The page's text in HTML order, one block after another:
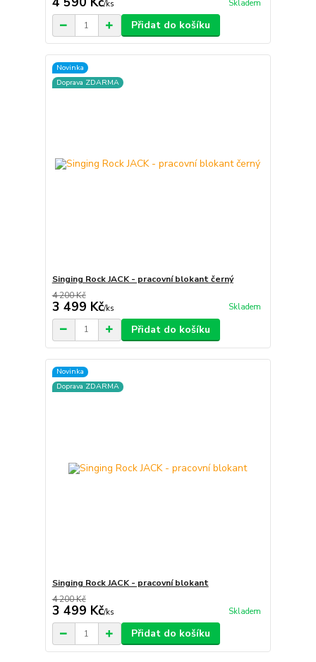
/ks Skladem
Přidat do košíku
Novinka
Doprava ZDARMA
Singing Rock JACK - pracovní blokant černý
4 200 Kč
3 499 Kč/ks Skladem
Přidat do košíku
Novinka
Doprava ZDARMA
Singing Rock JACK - pracovní blokant
4 200 Kč
3 499 Kč/ks Skladem
Přidat do košíku